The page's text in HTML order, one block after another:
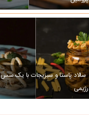
سالاد پاستا و سبزیجات با یک سس
رژیمی